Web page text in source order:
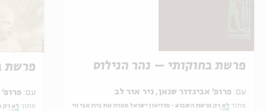
פרשת בחוקותי – נהר הנילוס
עם:
מתוך: לא רק פרשת השבוע - מוזיאון ישראל מארח את בית אבי חי
פרשת
עם:
מתוך: לא רק